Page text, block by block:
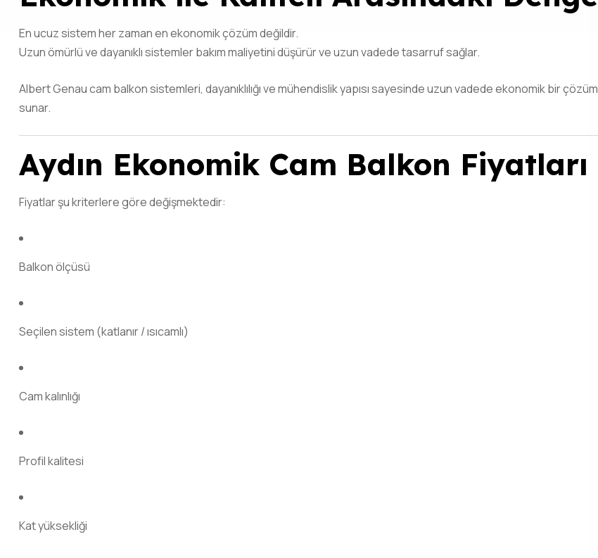
En ucuz sistem her zaman en ekonomik çözüm değildir.
Uzun ömürlü ve dayanıklı sistemler bakım maliyetini düşürür ve uzun vadede tasarruf sağlar.
Albert Genau cam balkon sistemleri, dayanıklılığı ve mühendislik yapısı sayesinde uzun vadede ekonomik bir çözüm
sunar.
Aydın Ekonomik Cam Balkon Fiyatları
Fiyatlar şu kriterlere göre değişmektedir:
Balkon ölçüsü
Seçilen sistem (katlanır / ısıcamlı)
Cam kalınlığı
Profil kalitesi
Kat yüksekliği